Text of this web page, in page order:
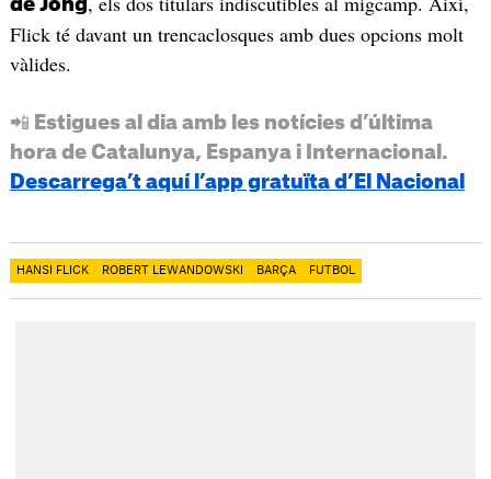
de Jong
Flick té davant un trencaclosques amb dues opcions molt
vàlides.
📲 Estigues al dia amb les notícies d’última
hora de Catalunya, Espanya i Internacional.
Descarrega’t aquí l’app gratuïta d’El Nacional
HANSI FLICK ROBERT LEWANDOWSKI BARÇA FUTBOL